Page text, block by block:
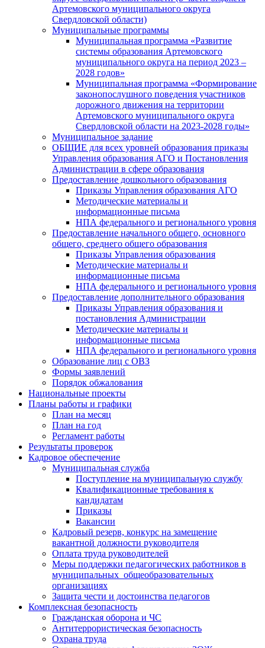
Артемовского муниципального округа
Свердловской области)
Муниципальные программы
Муниципальная программа «Развитие
системы образования Артемовского
муниципального округа на период 2023 –
2028 годов»
Муниципальная программа «Формирование
законопослушного поведения участников
дорожного движения на территории
Артемовского муниципального округа
Свердловской области на 2023-2028 годы»
Муниципальное задание
ОБЩИЕ для всех уровней образования приказы
Управления образования АГО и Постановления
Администрации в сфере образования
Предоставление дошкольного образования
Приказы Управления образования АГО
Методические материалы и
информационные письма
НПА федерального и регионального уровня
Предоставление начального общего, основного
общего, среднего общего образования
Приказы Управления образования
Методические материалы и
информационные письма
НПА федерального и регионального уровня
Предоставление дополнительного образования
Приказы Управления образования и
постановления Администрации
Методические материалы и
информационные письма
НПА федерального и регионального уровня
Образование лиц с ОВЗ
Формы заявлений
Порядок обжалования
Национальные проекты
Планы работы и графики
План на месяц
План на год
Регламент работы
Результаты проверок
Кадровое обеспечение
Муниципальная служба
Поступление на муниципальную службу
Квалификационные требования к
кандидатам
Приказы
Вакансии
Кадровый резерв, конкурс на замещение
вакантной должности руководителя
Оплата труда руководителей
Меры поддержки педагогических работников в
муниципальных общеобразовательных
организациях
Защита чести и достоинства педагогов
Комплексная безопасность
Гражданская оборона и ЧС
Антитеррористическая безопасность
Охрана труда